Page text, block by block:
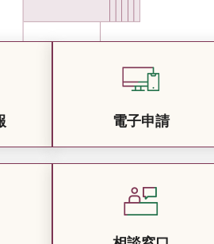
電子申請